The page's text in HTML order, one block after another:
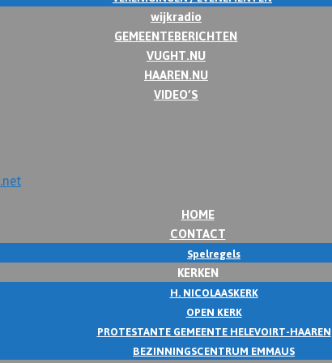
wijkradio
GEMEENTEBERICHTEN
VUGHT.NU
HAAREN.NU
VIDEO’S
HOME
CONTACT
Spelregels
KERKEN
H. NICOLAASKERK
OPEN KERK
PROTESTANTE GEMEENTE HELEVOIRT-HAAREN
BEZINNINGSCENTRUM EMMAUS